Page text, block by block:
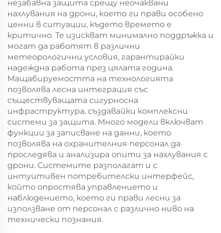
незабавна защита срещу неочаквани
нахлувания на дрони, което ги прави особено
ценни в ситуации, където времето е
критично. Те изискват минимално поддръжка и
могат да работят в различни
метеорологични условия, гарантирайки
надеждна работа през цялата година.
Мащабируемостта на технологията
позволява лесна интеграция със
съществуващата сигурносна
инфраструктура, създавайки комплексни
системи за защита. Много модели включват
функции за записване на данни, което
позволява на охранителния персонал да
проследява и анализира опити за нахлувания с
дрони. Системите разполагат и с
интуитивен потребителски интерфейс,
който опростява управлението и
наблюдението, което ги прави лесни за
използване от персонал с различно ниво на
технически познания.